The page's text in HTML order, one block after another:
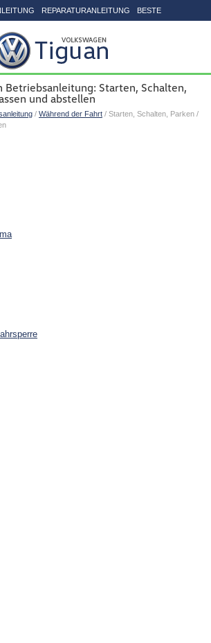
REPARATURANLEITUNG BESTE
Betriebsanleitung: Starten, Schalten,
und abstellen
/ Während der Fahrt / Starten, Schalten, Parken /